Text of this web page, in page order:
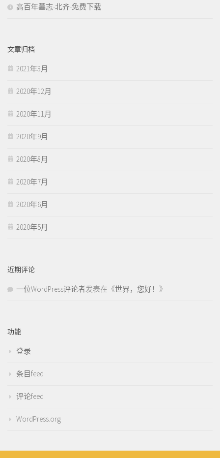
高百年墓志-北齐-免费下载
文章归档
2021年3月
2020年12月
2020年11月
2020年9月
2020年8月
2020年7月
2020年6月
2020年5月
近期评论
一位WordPress评论者发表在《世界，您好！ 》
功能
登录
条目feed
评论feed
WordPress.org